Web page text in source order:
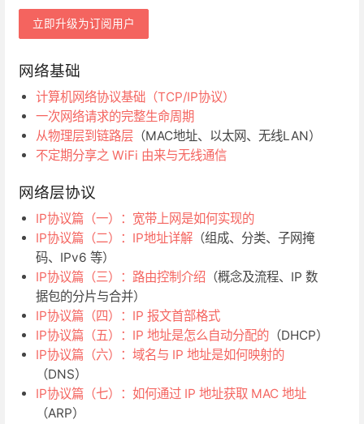
立即升级为订阅用户
网络基础
计算机网络协议基础（TCP/IP协议）
一次网络请求的完整生命周期
从物理层到链路层（MAC地址、以太网、无线LAN）
不定期分享之 WiFi 由来与无线通信
网络层协议
IP协议篇（一）：宽带上网是如何实现的
IP协议篇（二）：IP地址详解（组成、分类、子网掩
码、IPv6 等）
IP协议篇（三）：路由控制介绍（概念及流程、IP 数
据包的分片与合并）
IP协议篇（四）：IP 报文首部格式
IP协议篇（五）：IP 地址是怎么自动分配的（DHCP）
IP协议篇（六）：域名与 IP 地址是如何映射的
（DNS）
IP协议篇（七）：如何通过 IP 地址获取 MAC 地址
（ARP）